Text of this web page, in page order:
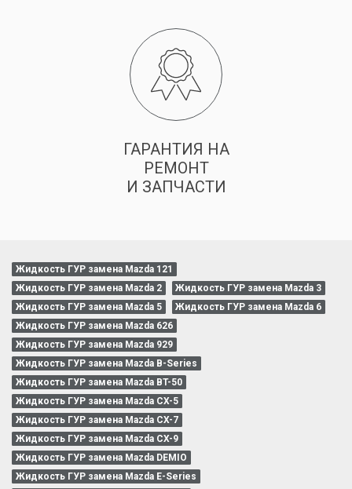
ГАРАНТИЯ НА
РЕМОНТ
И ЗАПЧАСТИ
Жидкость ГУР замена Mazda 121
Жидкость ГУР замена Mazda 2
Жидкость ГУР замена Mazda 3
Жидкость ГУР замена Mazda 5
Жидкость ГУР замена Mazda 6
Жидкость ГУР замена Mazda 626
Жидкость ГУР замена Mazda 929
Жидкость ГУР замена Mazda B-Series
Жидкость ГУР замена Mazda BT-50
Жидкость ГУР замена Mazda CX-5
Жидкость ГУР замена Mazda CX-7
Жидкость ГУР замена Mazda CX-9
Жидкость ГУР замена Mazda DEMIO
Жидкость ГУР замена Mazda E-Series